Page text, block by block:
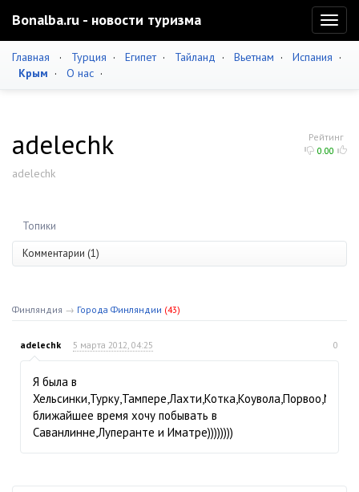
Bonalba.ru - новости туризма
Главная · Турция · Египет· Тайланд · Вьетнам · Испания ·
Крым · О нас ·
Рейтинг
0.00
adelechk
adelechk
Топики
Комментарии (1)
Финляндия → Города Финляндии (43)
adelechk 5 марта 2012, 04:25 0
Я была в
ближайшее время хочу побывать в
Саванлинне,Луперанте и Иматре))))))))